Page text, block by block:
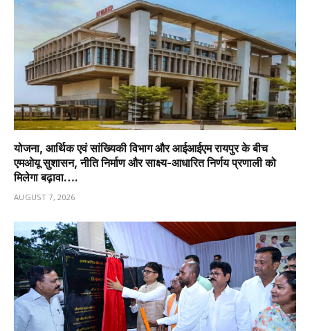
योजना, आर्थिक एवं सांख्यिकी विभाग और आईआईएम रायपुर के बीच
एमओयू सुशासन, नीति निर्माण और साक्ष्य-आधारित निर्णय प्रणाली को
मिलेगा बढ़ावा….
AUGUST 7, 2026